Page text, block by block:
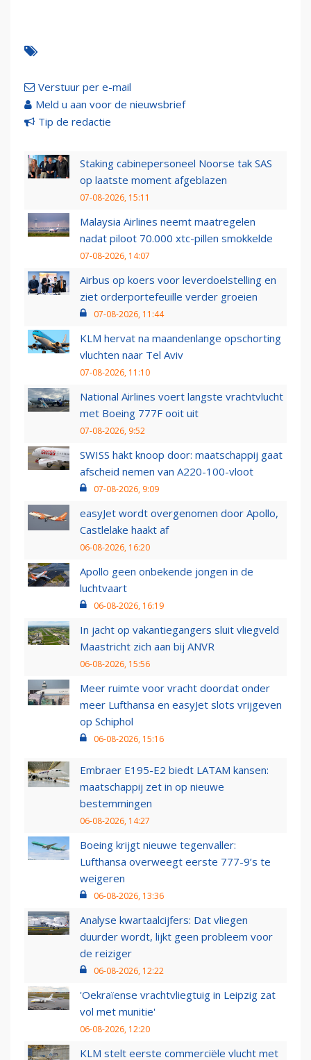
Verstuur per e-mail
Meld u aan voor de nieuwsbrief
Tip de redactie
Staking cabinepersoneel Noorse tak SAS
op laatste moment afgeblazen
07-08-2026, 15:11
Malaysia Airlines neemt maatregelen
nadat piloot 70.000 xtc-pillen smokkelde
07-08-2026, 14:07
Airbus op koers voor leverdoelstelling en
ziet orderportefeuille verder groeien
07-08-2026, 11:44
KLM hervat na maandenlange opschorting
vluchten naar Tel Aviv
07-08-2026, 11:10
National Airlines voert langste vrachtvlucht
met Boeing 777F ooit uit
07-08-2026, 9:52
SWISS hakt knoop door: maatschappij gaat
afscheid nemen van A220-100-vloot
07-08-2026, 9:09
easyJet wordt overgenomen door Apollo,
Castlelake haakt af
06-08-2026, 16:20
Apollo geen onbekende jongen in de
luchtvaart
06-08-2026, 16:19
In jacht op vakantiegangers sluit vliegveld
Maastricht zich aan bij ANVR
06-08-2026, 15:56
Meer ruimte voor vracht doordat onder
meer Lufthansa en easyJet slots vrijgeven
op Schiphol
06-08-2026, 15:16
Embraer E195-E2 biedt LATAM kansen:
maatschappij zet in op nieuwe
bestemmingen
06-08-2026, 14:27
Boeing krijgt nieuwe tegenvaller:
Lufthansa overweegt eerste 777-9’s te
weigeren
06-08-2026, 13:36
Analyse kwartaalcijfers: Dat vliegen
duurder wordt, lijkt geen probleem voor
de reiziger
06-08-2026, 12:22
'Oekraïense vrachtvliegtuig in Leipzig zat
vol met munitie'
06-08-2026, 12:20
KLM stelt eerste commerciële vlucht met